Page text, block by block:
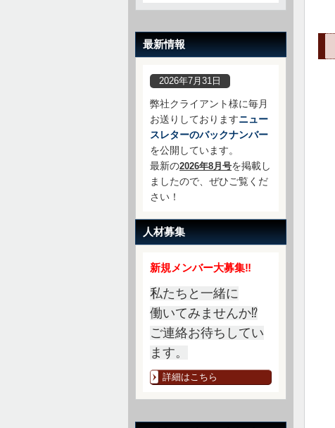
最新情報
2026年7月31日
弊社クライアント様に毎月
お送りしておりますニュー
スレターのバックナンバー
を公開しています。
最新の2026年8月号を掲載し
ましたので、ぜひご覧くだ
さい！
人材募集
新規メンバー大募集‼
私たちと一緒に
働いてみませんか⁉
ご連絡お待ちしてい
ます。
詳細はこちら